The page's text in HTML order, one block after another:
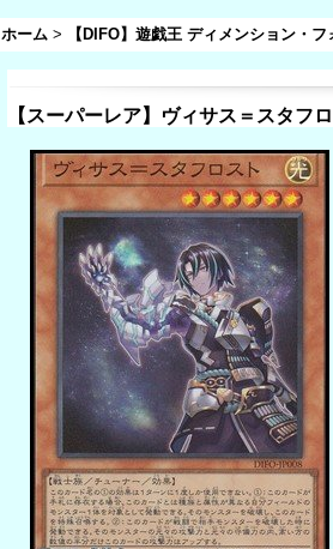
ホーム > 【DIFO】遊戯王 ディメンション・フ
【スーパーレア】ヴィサス＝スタフ